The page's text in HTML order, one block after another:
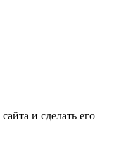
и сделать его